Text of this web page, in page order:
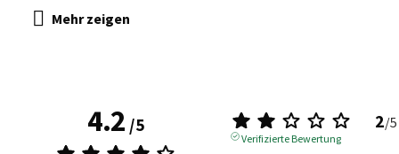
4.2/5 2/5
Verifizierte Bewertung